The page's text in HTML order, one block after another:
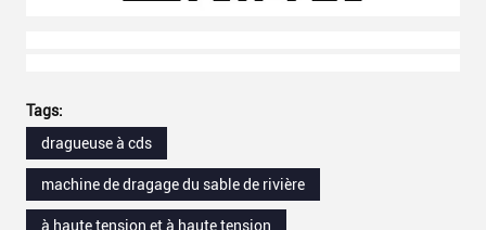
Tags:
dragueuse à cds
machine de dragage du sable de rivière
à haute tension et à haute tension